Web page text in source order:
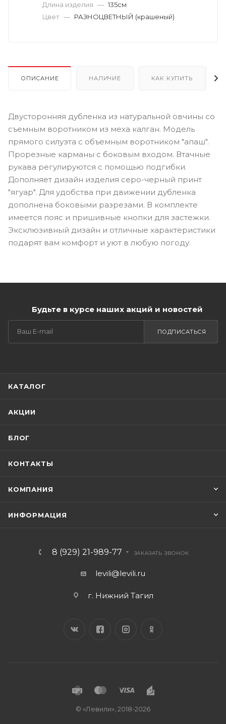
Длина изделия — 135см
Цвет — РАЗНОЦВЕТНЫЙ (крашеный)
ОПИСАНИЕ НАЛИЧИЕ КАК КУПИТЬ
Двусторонняя дубленка из натуральной овчины со
съемным воротником из меха калган. Модель
прямого силуэта с объемным воротником "апаш".
Прорезные карманы с боковым входом. Втачные
рукава регулируются с помощью подгибки.
Дополняет дизайн изделия серо-черный принт
"ягуар". Для удобства при движении дубленка
дополнена боковыми разрезами. В комплекте
имеется пояс и пришивные кнопки для застежки.
Эксклюзивный дизайн и отличные характеристики
подарят вам комфорт и уют в любую погоду.
Будьте в курсе наших акций и новостей
ПОДПИСАТЬСЯ
КАТАЛОГ
АКЦИИ
БЛОГ
КОНТАКТЫ
КОМПАНИЯ
ИНФОРМАЦИЯ
8 (929) 21-989-77 ЗАКАЗАТЬ ЗВОНОК
levili@levili.ru
г. Нижний Тагил
© «Левили», 2018-2026